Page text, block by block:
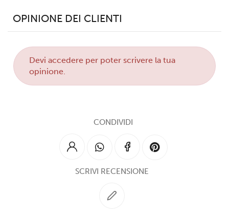
OPINIONE DEI CLIENTI
Deviaccedere per poter scrivere la tua
opinione.
CONDIVIDI
SCRIVI RECENSIONE